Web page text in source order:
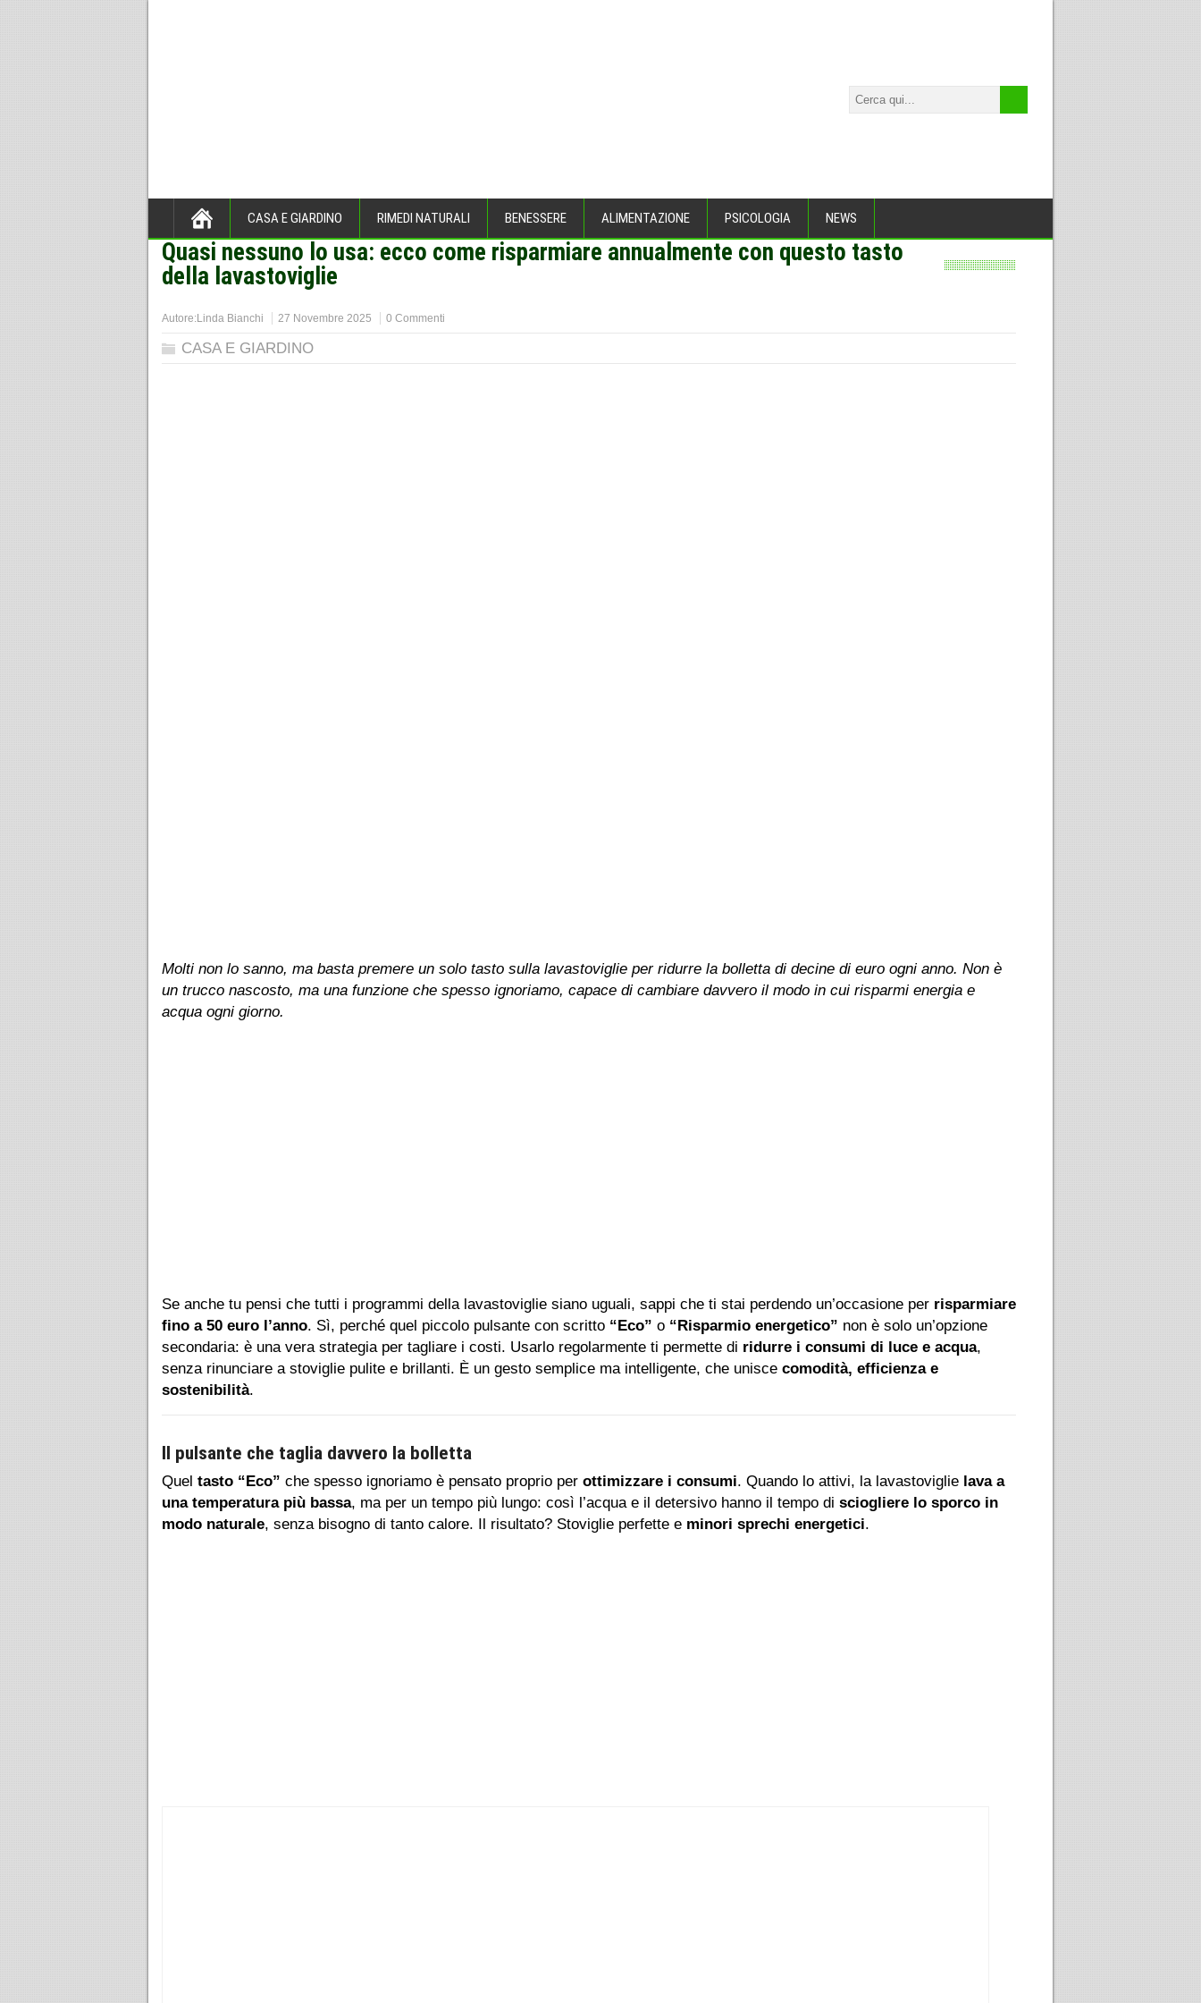
CASA E GIARDINO RIMEDI NATURALI BENESSERE ALIMENTAZIONE PSICOLOGIA NEWS
Home> CASA E GIARDINO>
Quasi nessuno lo usa: ecco come risparmiare annualmente con questo tasto
della lavastoviglie
Autore:Linda Bianchi 27 Novembre 2025 0 Commenti
CASA E GIARDINO
Molti non lo sanno, ma basta premere un solo tasto sulla lavastoviglie per ridurre la bolletta di decine di euro ogni anno. Non è
un trucco nascosto, ma una funzione che spesso ignoriamo, capace di cambiare davvero il modo in cui risparmi energia e
acqua ogni giorno.
Se anche tu pensi che tutti i programmi della lavastoviglie siano uguali, sappi che ti stai perdendo un’occasione per risparmiare
fino a 50 euro l’anno. Sì, perché quel piccolo pulsante con scritto “Eco” o “Risparmio energetico” non è solo un’opzione
secondaria: è una vera strategia per tagliare i costi. Usarlo regolarmente ti permette di ridurre i consumi di luce e acqua,
senza rinunciare a stoviglie pulite e brillanti. È un gesto semplice ma intelligente, che unisce comodità, efficienza e
sostenibilità.
Il pulsante che taglia davvero la bolletta
Quel tasto “Eco” che spesso ignoriamo è pensato proprio per ottimizzare i consumi. Quando lo attivi, la lavastoviglie lava a
una temperatura più bassa, ma per un tempo più lungo: così l’acqua e il detersivo hanno il tempo di sciogliere lo sporco in
modo naturale, senza bisogno di tanto calore. Il risultato? Stoviglie perfette e minori sprechi energetici.